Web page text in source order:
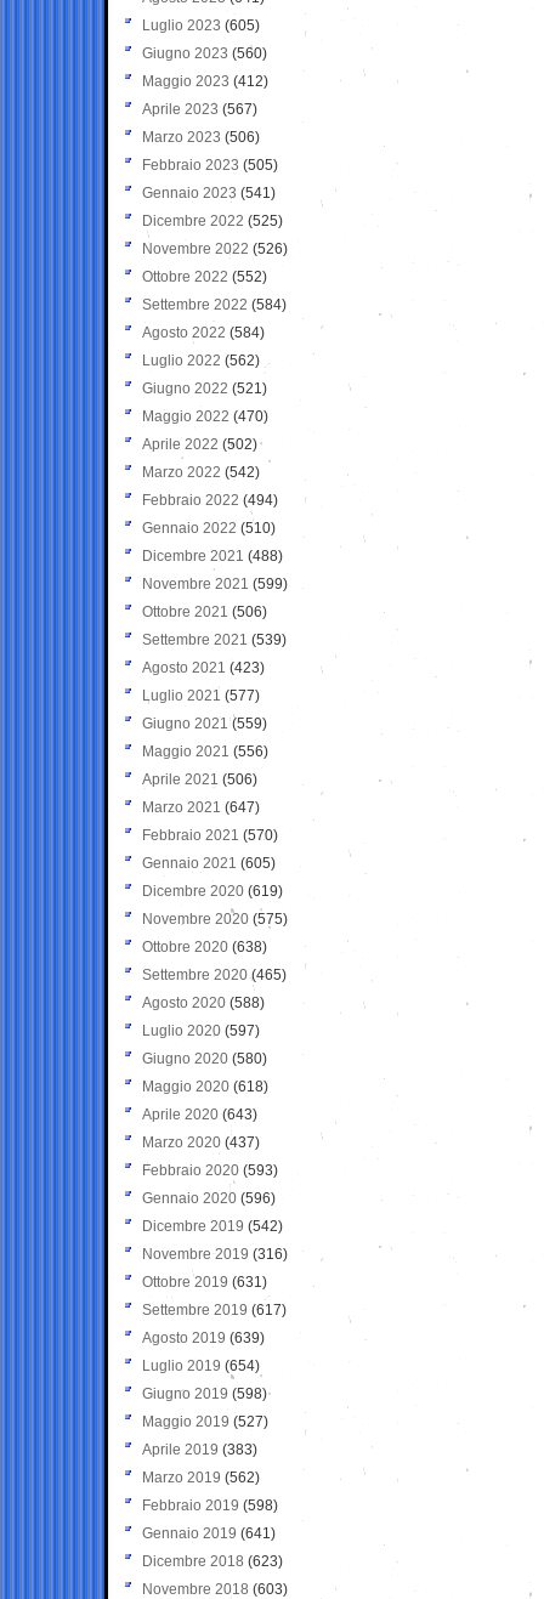
Luglio 2023 (605)
Giugno 2023 (560)
Maggio 2023 (412)
Aprile 2023 (567)
Marzo 2023 (506)
Febbraio 2023 (505)
Gennaio 2023 (541)
Dicembre 2022 (525)
Novembre 2022 (526)
Ottobre 2022 (552)
Settembre 2022 (584)
Agosto 2022 (584)
Luglio 2022 (562)
Giugno 2022 (521)
Maggio 2022 (470)
Aprile 2022 (502)
Marzo 2022 (542)
Febbraio 2022 (494)
Gennaio 2022 (510)
Dicembre 2021 (488)
Novembre 2021 (599)
Ottobre 2021 (506)
Settembre 2021 (539)
Agosto 2021 (423)
Luglio 2021 (577)
Giugno 2021(559)
Maggio 2021 (556)
Aprile 2021 (506)
Marzo 2021 (647)
Febbraio 2021 (570)
Gennaio 2021 (605)
Dicembre 2020 (619)
Novembre 2020 (575)
Ottobre 2020 (638)
Settembre 2020(465)
Agosto 2020 (588)
Luglio 2020 (597)
Giugno 2020 (580)
Maggio 2020 (618)
Aprile 2020 (643)
Marzo 2020 (437)
Febbraio 2020 (593)
Gennaio 2020 (596)
Dicembre 2019 (542)
Novembre 2019 (316)
Ottobre 2019 (631)
Settembre 2019 (617)
Agosto 2019 (639)
Luglio 2019 (654)
Giugno 2019 (598)
Maggio 2019 (527)
Aprile 2019 (383)
Marzo 2019 (562)
Febbraio 2019 (598)
Gennaio 2019 (641)
Dicembre 2018 (623)
Novembre 2018 (603)